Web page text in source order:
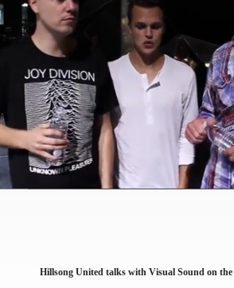
Hillsong United talks with Visual Sound on